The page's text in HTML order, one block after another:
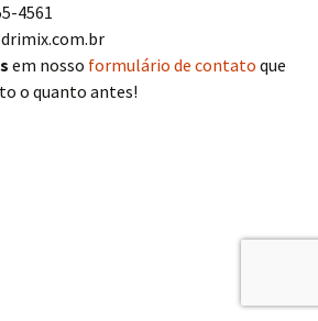
4561
em nosso formulário de contato que
o quanto antes!